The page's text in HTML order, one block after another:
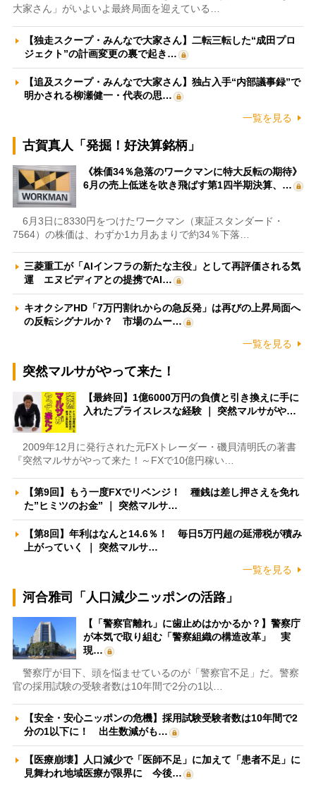
大家さん」がいよいよ最終局面を迎えている…
【独走スクープ・みんなで大家さん】二転三転した“成田プロ
ジェクト”の計画変更の裏で起き…
【追及スクープ・みんなで大家さん】独占入手“内部議事録”で
明かされる柳瀬健一・代表の思…
一覧を見る
古賀真人「発掘！好決算銘柄」
《株価34％急落のワークマンに特大反転の期待》
6月の売上低迷を吹き飛ばす第1四半期決算、…
6月3日に8330円をつけたワークマン（東証スタンダード・
7564）の株価は、わずか1カ月あまりで約34％下落…
三菱重工が「AIインフラの新たな主役」として再評価される気
運 エヌビディアとの提携でAI…
キオクシアHD「7万円割れからの急反発」は再びの上昇局面へ
の反転シグナルか？ 市場のムー…
一覧を見る
突然マルサがやって来た！
【最終回】1億6000万円の負債と引き換えに手に
入れたプライスレスな経験 ｜ 突然マルサがや…
2009年12月に発行された元FXトレーダー・磯貝清明氏の著書
『突然マルサがやって来た！～FXで10億円稼い…
【第9回】もう一度FXでリベンジ！ 種銭は差し押さえを免れ
た”ヒミツのお金” ｜ 突然マルサ…
【第8回】年利はなんと14.6％！ 毎日5万円超の延滞税が積み
上がっていく ｜ 突然マルサ…
一覧を見る
河合雅司「人口減少ニッポンの活路」
【「警察官離れ」に歯止めはかかるか？】警察庁
が本気で取り組む「警察組織の構造改革」 実
現…
警察庁が目下、頭を悩ませているのが「警察官不足」だ。警察
官の採用試験の受験者数は10年間で2分の1以…
【安全・安心ニッポンの危機】採用試験受験者数は10年間で2
分の1以下に！ 出生数減がも…
【医療崩壊】人口減少で「医師不足」に加えて「患者不足」に
見舞われ地域医療が限界に 今後…